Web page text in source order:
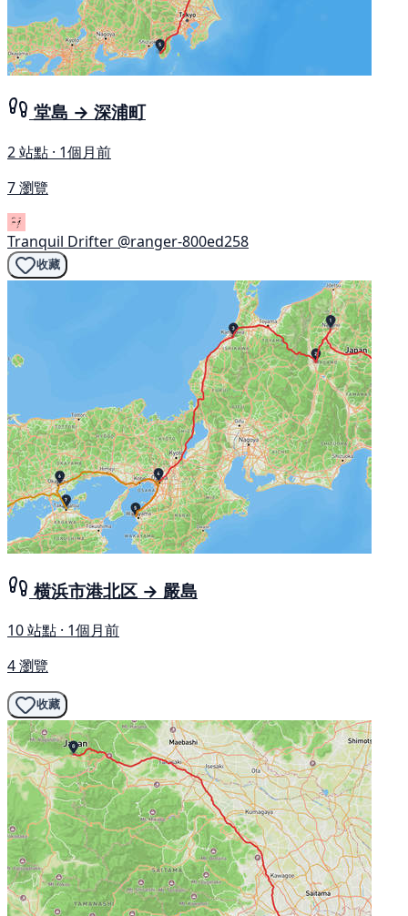
堂島 → 深浦町
2 站點 · 1個月前
7 瀏覽
Tranquil Drifter @ranger-800ed258
收藏
横浜市港北区 → 嚴島
10 站點 · 1個月前
4 瀏覽
收藏